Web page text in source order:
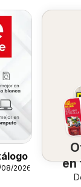
2026
en